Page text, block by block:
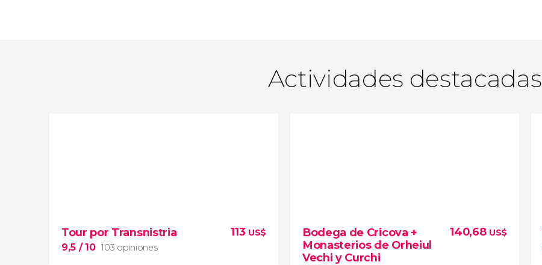
Actividades destacadas
Tour por Transnistria
9,5 / 10 103 opiniones
113 US$
Bodega de Cricova +
Monasterios de Orheiul
Vechi y Curchi
140,68 US$